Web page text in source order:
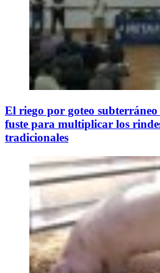
El riego por goteo subterráneo
fuste para multiplicar los
tradicionales